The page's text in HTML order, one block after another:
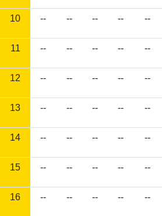
10 -- -- -- -- --
11 -- -- -- -- --
12 -- -- -- -- --
13 -- -- -- -- --
14 -- -- -- -- --
15 -- -- -- -- --
16 -- -- -- -- --